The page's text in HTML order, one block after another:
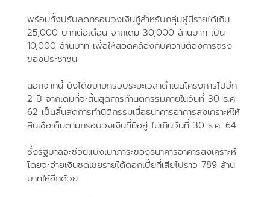
พร้อมทั้งปรับลดกรอบวงเงินกู้สำหรับกลุ่มผู้มีรายได้เกิน
25,000 บาทต่อเดือน จากเดิม 30,000 ล้านบาท เป็น
10,000 ล้านบาท เพื่อให้สอดคล้องกับความต้องการจริง
ของประชาชน
นอกจากนี้ ยังได้ขยายกรอบระยะเวลาดำเนินโครงการไปอีก
2 ปี จากเดิมที่จะสิ้นสุดการทำนิติกรรมภายในวันที่ 30 ธ.ค.
62 เป็นสิ้นสุดการทำนิติกรรมเมื่อธนาคารอาคารสงเคราะห์ให้
สินเชื่อเต็มตามกรอบวงเงินที่มีอยู่ ไม่เกินวันที่ 30 ธ.ค. 64
ซึ่งรัฐบาลจะช่วยแบ่งเบาภาระของธนาคารอาคารสงเคราะห์
โดยจะจ่ายเงินชดเชยรายได้ดอกเบี้ยที่เสียไปราว 789 ล้าน
บาทให้อีกด้วย